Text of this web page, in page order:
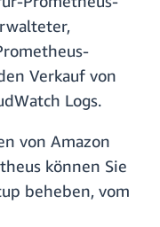
Verkauf von
Logs.
von Amazon
können Sie
beheben, vom